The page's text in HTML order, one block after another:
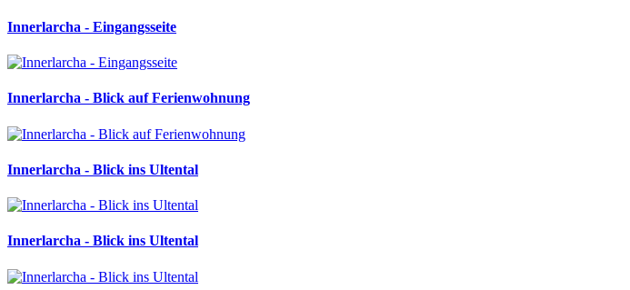
Innerlarcha - Eingangsseite
Innerlarcha - Blick auf Ferienwohnung
Innerlarcha - Blick ins Ultental
Innerlarcha - Blick ins Ultental